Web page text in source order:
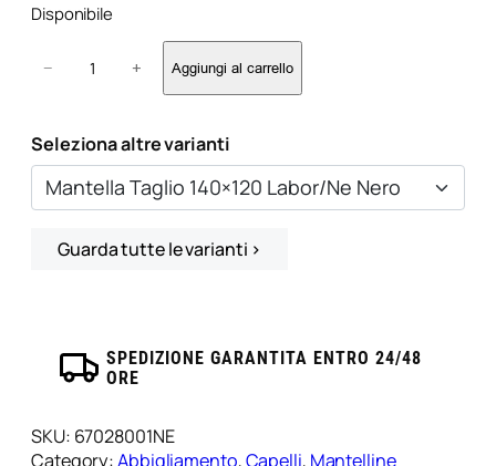
Disponibile
e
l
0
− + Aggiungi al carrello
Seleziona altre varianti
Guarda tutte le varianti ›
SPEDIZIONE GARANTITA ENTRO 24/48
ORE
SKU: 67028001NE
Category:Abbigliamento, Capelli, Mantelline